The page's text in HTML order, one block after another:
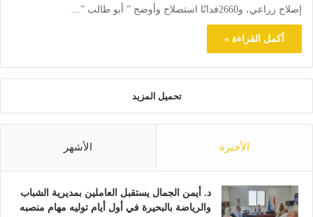
إصلاح زراعي، و2660فدانًا استصلاح وأوضح ” أبو طالب ”…
أكمل القراءة »
تحميل المزيد
الأخيرة الأشهر
د. أيمن الجمال يستقبل العاملين بمديرية الشباب
والرياضة بالبحيرة في أول أيام توليه مهام منصبه